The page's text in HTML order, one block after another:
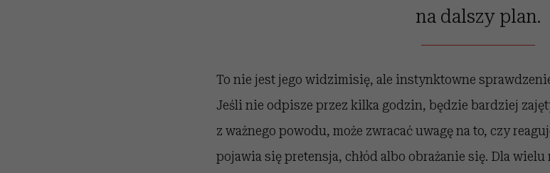
na dalszy plan.
To nie jest jego widzimisię, ale instynktowne
Jeśli nie odpisze przez kilka godzin, będzie bardziej
z ważnego powodu, może zwracać uwagę na to, czy
pojawia się pretensja, chłód albo obrażanie się. Dla wielu